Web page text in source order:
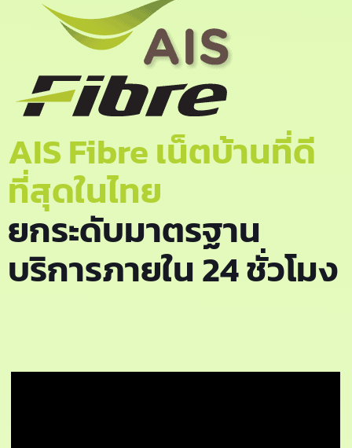
AIS Fibre เน็ตบ้านที่ดี
ที่สุดในไทย
ยกระดับมาตรฐาน
บริการภายใน 24 ชั่วโมง